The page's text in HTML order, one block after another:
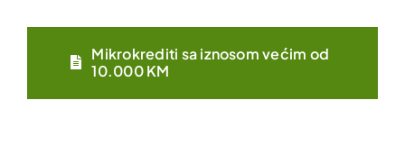
Mikrokrediti sa iznosom većim od
10.000 KM